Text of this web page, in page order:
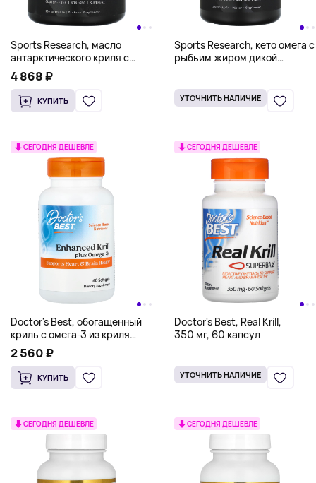
Sports Research, масло
антарктического криля с
астаксантином, 500 мг,
120 мягких таблеток
4 868 ₽
КУПИТЬ
Sports Research, кето омега с
рыбьим жиром дикой
УТОЧНИТЬ НАЛИЧИЕ
СЕГОДНЯ ДЕШЕВЛЕ
Doctor's Best, обогащенный
криль с омега-3 из криля
Superba, 60 капсул
2 560 ₽
КУПИТЬ
СЕГОДНЯ ДЕШЕВЛЕ
Doctor's Best, Real Krill,
350 мг, 60 капсул
УТОЧНИТЬ НАЛИЧИЕ
СЕГОДНЯ ДЕШЕВЛЕ СЕГОДНЯ ДЕШЕВЛЕ